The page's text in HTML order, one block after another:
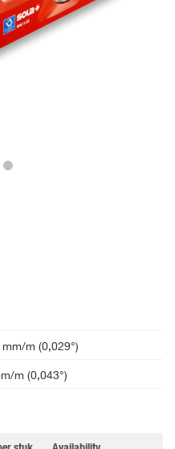
m (0,029°)
m (0,043°)